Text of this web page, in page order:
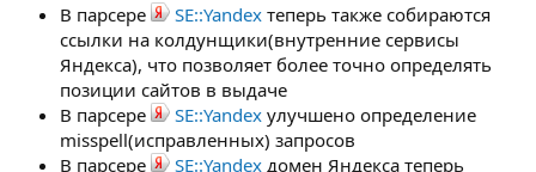
В парсере SE::Yandex теперь также собираются
ссылки на колдунщики(внутренние сервисы
Яндекса), что позволяет более точно определять
позиции сайтов в выдаче
В парсере
SE::Yandex улучшено определение
misspell(исправленных) запросов
В парсере
SE::Yandex домен Яндекса теперь